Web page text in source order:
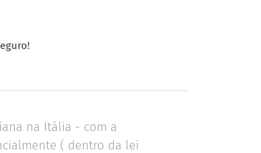
na Itália - com a
( dentro da lei